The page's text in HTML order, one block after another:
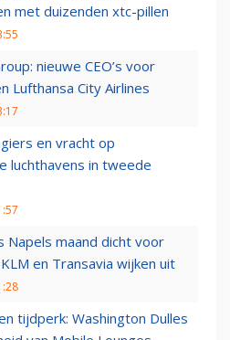
met duizenden xtc-pillen
nieuwe CEO’s voor
Lufthansa City Airlines
en vracht op
luchthavens in tweede
Napels maand dicht voor
en Transavia wijken uit
tijdperk: Washington Dulles